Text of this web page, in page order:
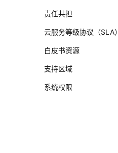
责任共担
云服务等级协议（SLA）
白皮书资源
支持区域
系统权限